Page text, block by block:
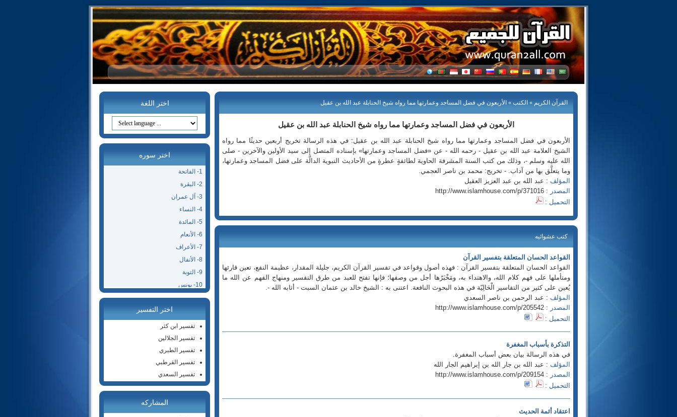
القرآن الكريم » الكتب » الأربعون في فضل المساجد وعمارتها مما رواه شيخ الحنابلة عبد الله بن عقيل
الأربعون في فضل المساجد وعمارتها مما رواه شيخ الحنابلة عبد الله بن عقيل
الأربعون في فضل المساجد وعمارتها مما رواه شيخ الحنابلة عبد الله بن عقيل: في هذه الرسالة تخريج أربعين حديثًا مما رواه
الشيخ العلامة عبد الله بن عقيل - رحمه الله - عن «فضل المساجد وعمارتها» بإسناده المتصل إلى سيد الأولين والآخرين - صلى
الله عليه وسلم -، وذلك من كتب السنة المشرفة الحاوية لطائفةٍ عطرةٍ من الأحاديث النبوية الدالَّة على فضل المساجد وعمارتها،
وما يتعلَّق بها من آداب. - تخريج: محمد بن ناصر العجمي.
المؤلف : عبد الله بن عبد العزيز العقيل
المصدر : http://www.islamhouse.com/p/371016
التحميل :
كتب عشوائيه
القواعد الحسان المتعلقة بتفسير القرآن
القواعد الحسان المتعلقة بتفسير القرآن : فهذه أصول وقواعد في تفسير القرآن الكريم، جليلة المقدار، عظيمة النفع، تعين قارئها
ومتأملها على فهم كلام الله، والاهتداء به، ومَخْبَرُها أجل من وصفها؛ فإنها تفتح للعبد من طرق التفسير ومنهاج الفهم عن الله ما
يُعين على كثير من التفاسير الْحَالِيّة في هذه البحوث النافعة. اعتنى به : الشيخ خالد بن عثمان السبت - أثابه الله -.
المؤلف : عبد الرحمن بن ناصر السعدي
المصدر : http://www.islamhouse.com/p/205542
التحميل :
التذكرة بأسباب المغفرة
في هذه الرسالة بيان بعض أسباب المغفرة.
المؤلف : عبد الله بن جار الله بن إبراهيم الجار الله
المصدر : http://www.islamhouse.com/p/209154
التحميل :
اعتقاد أئمة الحديث
اختر اللغة
اختر سوره
1- الفاتحة
2- البقرة
3- آل عمران
4- النساء
5- المائدة
6- الأنعام
7- الأعراف
8- الأنفال
9- التوبة
10- يونس
11- هود
16- النحل
17- الإسراء
18- الكهف
اختر التفسير
تفسير ابن كثر
تفسير الجلالين
تفسير الطبري
تفسير القرطبي
تفسير السعدي
المشاركه